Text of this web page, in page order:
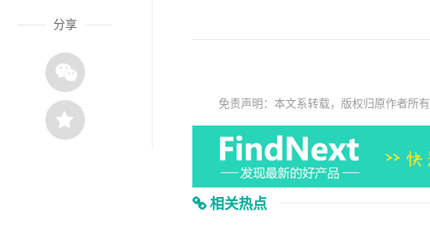
分享
免责声明：本文系转载，版权归原作者所
相关热点